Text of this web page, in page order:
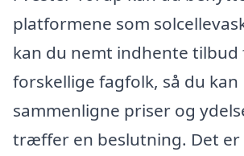
platformene som
kan du nemt indhente tilbud
forskellige fagfolk, så du kan
sammenligne priser og
træffer en beslutning. Det er